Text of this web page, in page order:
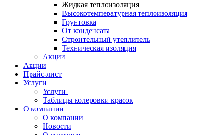
Жидкая теплоизоляция
Высокотемпературная теплоизоляция
Грунтовка
От конденсата
Строительный утеплитель
Техническая изоляция
Акции
Акции
Прайс-лист
Услуги
Услуги
Таблицы колеровки красок
О компании
О компании
Новости